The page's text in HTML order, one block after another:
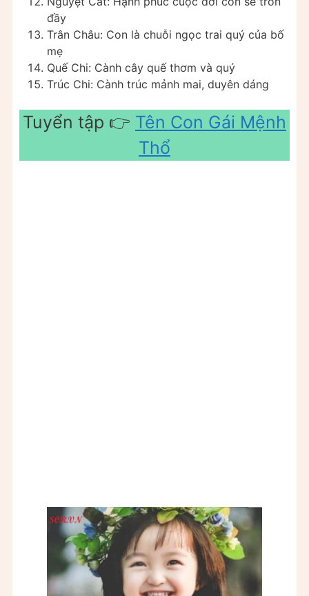
đầy
Trân Châu: Con là chuỗi ngọc trai quý của bố
mẹ
Quế Chi: Cành cây quế thơm và quý
Trúc Chi: Cành trúc mảnh mai, duyên dáng
Tuyển tập 👉 Tên Con Gái Mệnh
Thổ